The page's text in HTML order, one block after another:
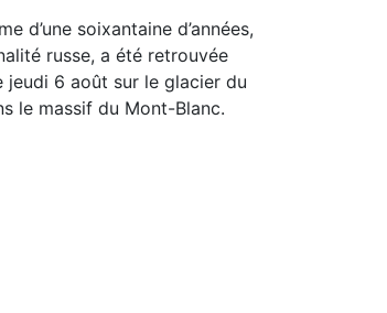
d’une soixantaine d’années,
russe, a été retrouvée
jeudi 6 août sur le glacier du
le massif du Mont-Blanc.